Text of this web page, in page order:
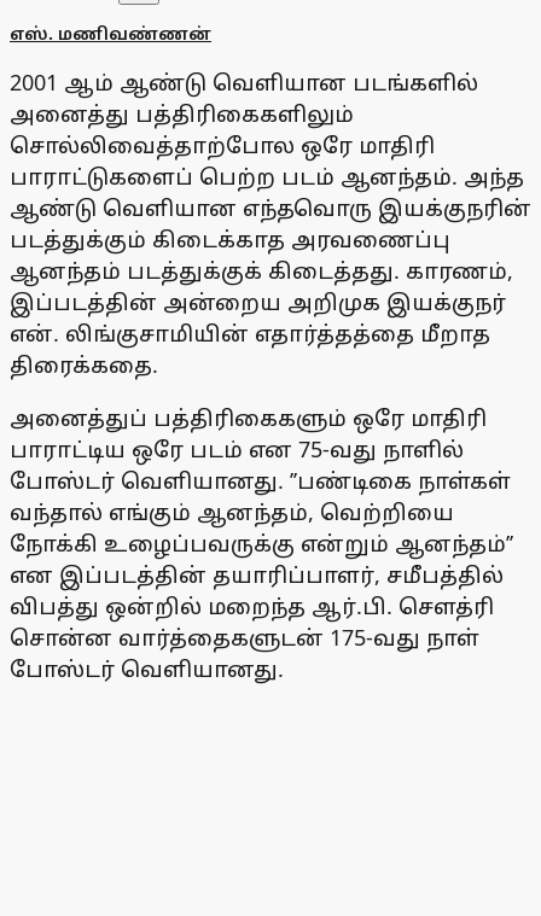
எஸ். மணிவண்ணன்
2001 ஆம் ஆண்டு வெளியான படங்களில்
அனைத்து பத்திரிகைகளிலும்
சொல்லிவைத்தாற்போல ஒரே மாதிரி
பாராட்டுகளைப் பெற்ற படம் ஆனந்தம். அந்த
ஆண்டு வெளியான எந்தவொரு இயக்குநரின்
படத்துக்கும் கிடைக்காத அரவணைப்பு
ஆனந்தம் படத்துக்குக் கிடைத்தது. காரணம்,
இப்படத்தின் அன்றைய அறிமுக இயக்குநர்
என். லிங்குசாமியின் எதார்த்தத்தை மீறாத
திரைக்கதை.
அனைத்துப் பத்திரிகைகளும் ஒரே மாதிரி
பாராட்டிய ஒரே படம் என 75-வது நாளில்
போஸ்டர் வெளியானது. ’’பண்டிகை நாள்கள்
வந்தால் எங்கும் ஆனந்தம், வெற்றியை
நோக்கி உழைப்பவருக்கு என்றும் ஆனந்தம்’’
என இப்படத்தின் தயாரிப்பாளர், சமீபத்தில்
விபத்து ஒன்றில் மறைந்த ஆர்.பி. செளத்ரி
சொன்ன வார்த்தைகளுடன் 175-வது நாள்
போஸ்டர் வெளியானது.